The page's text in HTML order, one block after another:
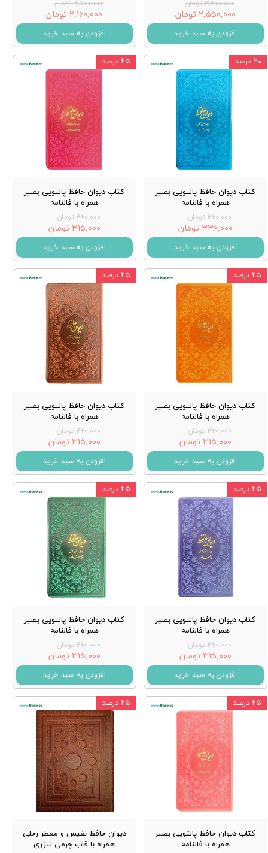
۳,۴۰۰,۰۰۰ تومان
۲,۵۵۰,۰۰۰ تومان
افزودن به سبد خرید
۲,۷۰۰,۰۰۰ تومان
۲,۱۶۰,۰۰۰ تومان
افزودن به سبد خرید
کتاب دیوان حافظ پالتویی بصیر
همراه با فالنامه
۴۲۰,۰۰۰ تومان
۳۳۶,۰۰۰ تومان
افزودن به سبد خرید
۲۰ درصد
کتاب دیوان حافظ پالتویی بصیر
همراه با فالنامه
۴۲۰,۰۰۰ تومان
۳۱۵,۰۰۰ تومان
افزودن به سبد خرید
۲۵ درصد
کتاب دیوان حافظ پالتویی بصیر
همراه با فالنامه
۴۲۰,۰۰۰ تومان
۳۱۵,۰۰۰ تومان
افزودن به سبد خرید
۲۵ درصد
کتاب دیوان حافظ پالتویی بصیر
همراه با فالنامه
۴۲۰,۰۰۰ تومان
۳۱۵,۰۰۰ تومان
افزودن به سبد خرید
۲۵ درصد
کتاب دیوان حافظ پالتویی بصیر
همراه با فالنامه
۴۲۰,۰۰۰ تومان
۳۱۵,۰۰۰ تومان
افزودن به سبد خرید
۲۵ درصد
کتاب دیوان حافظ پالتویی بصیر
همراه با فالنامه
۴۲۰,۰۰۰ تومان
۳۱۵,۰۰۰ تومان
افزودن به سبد خرید
۲۵ درصد
کتاب دیوان حافظ پالتویی بصیر
همراه با فالنامه
۲۵ درصد
دیوان حافظ نفیس و معطر رحلی
همراه با قاب چرمی لیزری
۲۵ درصد